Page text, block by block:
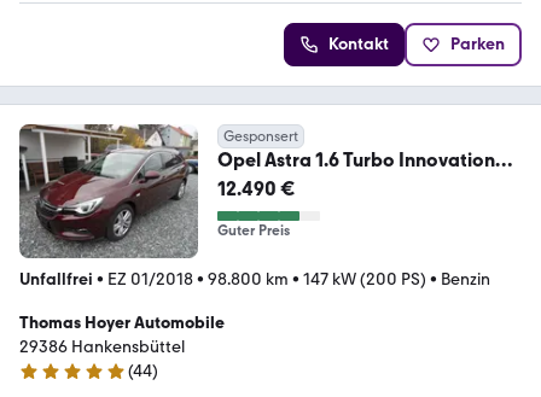
Kontakt Parken
Gesponsert
Opel Astra 1.6 Turbo Innovation
Aut. 147kW, LED, Navi
12.490 €
Guter Preis
Unfallfrei • EZ 01/2018• 98.800 km • 147 kW (200 PS) • Benzin
Thomas Hoyer Automobile
29386 Hankensbüttel
5 Sterne
(44)